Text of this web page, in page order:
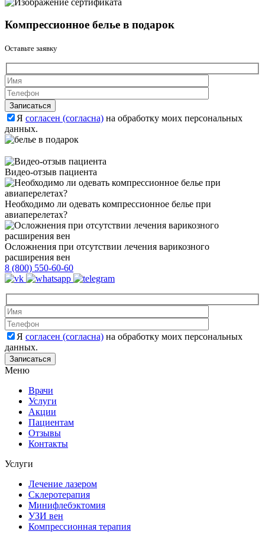
Компрессионное белье в подарок
Оставьте заявку
Я согласен (согласна) на обработку моих персональных
данных.
Видео-отзыв пациента
Необходимо ли одевать компрессионное белье при
авиаперелетах?
Осложнения при отсутствии лечения варикозного
расширения вен
8 (800) 550-60-60
Я согласен (согласна) на обработку моих персональных
данных.
Меню
Врачи
Услуги
Акции
Пациентам
Отзывы
Контакты
Услуги
Лечение лазером
Склеротерапия
Минифлебэктомия
УЗИ вен
Компрессионная терапия